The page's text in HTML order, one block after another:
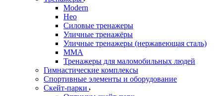
Modern
Нео
Силовые тренажеры
Уличные тренажёры
Уличные тренажеры (нержавеющая сталь)
ММА
Тренажеры для маломобильных людей
Гимнастические комплексы
Спортивные элементы и оборудование
Скейт-парки